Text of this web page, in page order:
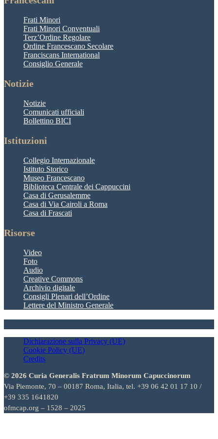
Frati Minori
Frati Minori Conventuali
Terz’Ordine Regolare
Ordine Francescano Secolare
Franciscans International
Consiglio Generale
Notizie
Notizie
Comunicati ufficiali
Bollettino BICI
Istituzioni
Collegio Internazionale
Istituto Storico
Museo Francescano
Biblioteca Centrale dei Cappuccini
Casa di Gerusalemme
Casa di Via Cairoli a Roma
Casa di Frascati
Risorse
Video
Foto
Audio
Creative Commons
Archivio digitale
Consigli Plenari dell’Ordine
Lettere del Ministro Generale
Dichiarazione sulla Privacy (UE)
Cookie Policy (UE)
Credits
© 2026 Curia Generalis Fratrum Minorum Capuccinorum
Via Piemonte, 70 – 00187 Roma, Italia, tel. +39 06 42 01 17 10 /
+39 335 1641820
ofmcap.org – 1528 – 2025